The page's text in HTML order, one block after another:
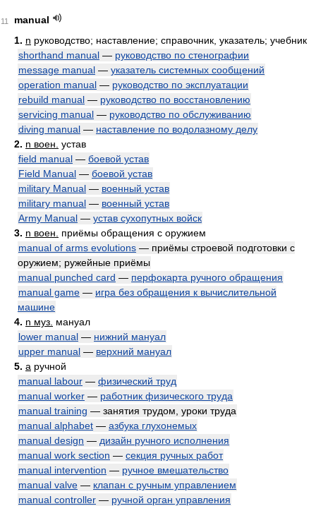
11
manual
1. n руководство; наставление; справочник, указатель; учебник
shorthand manual — руководство по стенографии
message manual — указатель системных сообщений
operation manual — руководство по эксплуатации
rebuild manual — руководство по восстановлению
servicing manual — руководство по обслуживанию
diving manual — наставление по водолазному делу
2. n воен. устав
field manual — боевой устав
Field Manual — боевой устав
military Manual — военный устав
military manual — военный устав
Army Manual — устав сухопутных войск
3. n воен.
приёмы обращения с оружием
manual of arms evolutions — приёмы строевой подготовки с
оружием; ружейные приёмы
manual punched card — перфокарта ручного обращения
manual game — игра без обращения к вычислительной
машине
4. n муз. мануал
lower manual — нижний мануал
upper manual — верхний мануал
5. a ручной
manual labour — физический труд
manual worker — работник физического труда
manual training — занятия трудом, уроки труда
manual alphabet — азбука глухонемых
manual design — дизайн ручного исполнения
manual work section — секция ручных работ
manual intervention — ручное вмешательство
manual valve — клапан с ручным управлением
manual controller — ручной орган управления